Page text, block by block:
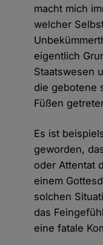
macht mich
welcher
eigentlich
Staatswesen
die gebotene
Füßen
Es ist
geworden,
oder Attentat
einem
solchen
das
eine fatale